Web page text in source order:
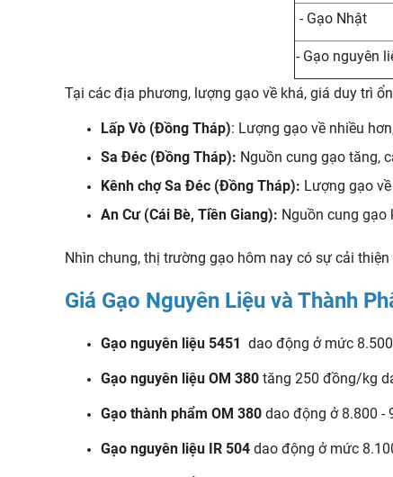
- Gạo Nhật
- Gạo nguyên
Tại các địa phương, lượng gạo về khá, giá duy trì
Lấp Vò (Đồng Tháp): Lượng gạo về nhiều
Sa Đéc (Đồng Tháp): Nguồn cung gạo tăng,
Kênh chợ Sa Đéc (Đồng Tháp): Lượng gạo
An Cư (Cái Bè, Tiền Giang): Nguồn cung gạo
Nhìn chung, thị trường gạo hôm nay có sự cải
Giá Gạo Nguyên Liệu và Thành
Gạo nguyên liệu 5451 dao động ở mức
Gạo nguyên liệu OM 380 tăng 250 đồng/kg
Gạo thành phẩm OM 380 dao động ở 8.800 -
Gạo nguyên liệu IR 504 dao động ở mức